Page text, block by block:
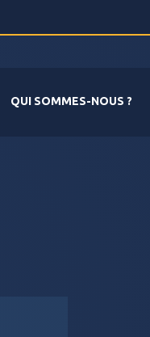
QUI SOMMES-NOUS ?